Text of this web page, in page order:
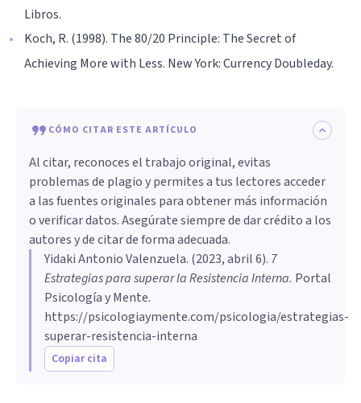
Libros.
Koch, R. (1998). The 80/20 Principle: The Secret of
Achieving More with Less. New York: Currency Doubleday.
CÓMO CITAR ESTE ARTÍCULO
Al citar, reconoces el trabajo original, evitas
problemas de plagio y permites a tus lectores acceder
a las fuentes originales para obtener más información
o verificar datos. Asegúrate siempre de dar crédito a los
autores y de citar de forma adecuada.
Yidaki Antonio Valenzuela. (2023, abril 6). 7
Estrategias para superar la Resistencia Interna. Portal
Psicología y Mente.
https://psicologiaymente.com/psicologia/estrategias-
superar-resistencia-interna
Copiar cita